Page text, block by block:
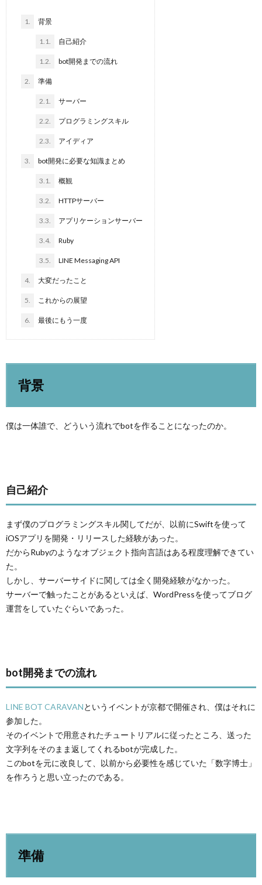
1. 背景
1.1. 自己紹介
1.2. bot開発までの流れ
2. 準備
2.1. サーバー
2.2. プログラミングスキル
2.3. アイディア
3. bot開発に必要な知識まとめ
3.1. 概観
3.2. HTTPサーバー
3.3. アプリケーションサーバー
3.4. Ruby
3.5. LINE Messaging API
4. 大変だったこと
5. これからの展望
6. 最後にもう一度
背景
僕は一体誰で、どういう流れでbotを作ることになったのか。
自己紹介
まず僕のプログラミングスキル関してだが、以前にSwiftを使って
iOSアプリを開発・リリースした経験があった。
だからRubyのようなオブジェクト指向言語はある程度理解できてい
た。
しかし、サーバーサイドに関しては全く開発経験がなかった。
サーバーで触ったことがあるといえば、WordPressを使ってブログ
運営をしていたぐらいであった。
bot開発までの流れ
LINE BOT CARAVANというイベントが京都で開催され、僕はそれに
参加した。
そのイベントで用意されたチュートリアルに従ったところ、送った
文字列をそのまま返してくれるbotが完成した。
このbotを元に改良して、以前から必要性を感じていた「数字博士」
を作ろうと思い立ったのである。
準備